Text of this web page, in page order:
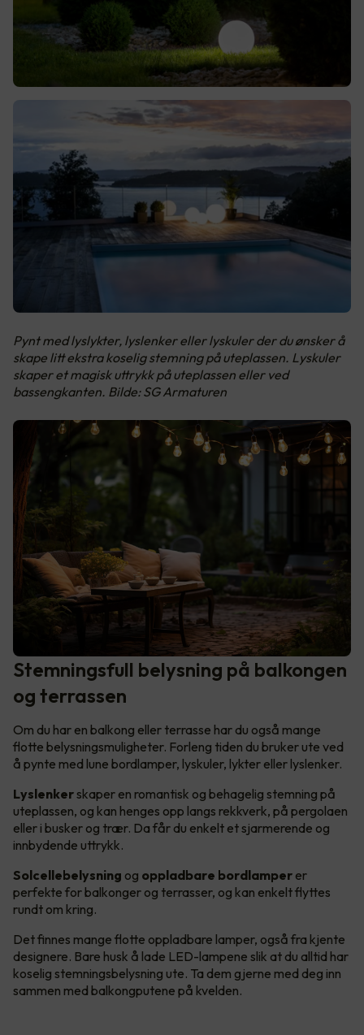
Pynt med lyslykter, lyslenker eller lyskuler der du ønsker å
skape litt ekstra koselig stemning på uteplassen. Lyskuler
skaper et magisk uttrykk på uteplassen eller ved
bassengkanten. Bilde: SG Armaturen
Stemningsfull belysning på balkongen
og terrassen
Om du har en balkong eller terrasse har du også mange
flotte belysningsmuligheter. Forleng tiden du bruker ute ved
å pynte med lune bordlamper, lyskuler, lykter eller lyslenker.
Lyslenkerskaper en romantisk og behagelig stemning på
uteplassen, og kan henges opp langs rekkverk, på pergolaen
eller i busker og trær. Da får du enkelt et sjarmerende og
innbydende uttrykk.
Solcellebelysning og oppladbare bordlamper er
perfekte for balkonger og terrasser, og kan enkelt flyttes
rundt om kring.
Det finnes mange flotte oppladbare lamper, også fra kjente
designere. Bare husk å lade LED-lampene slik at du alltid har
koselig stemningsbelysning ute. Ta dem gjerne med deg inn
sammen med balkongputene på kvelden.